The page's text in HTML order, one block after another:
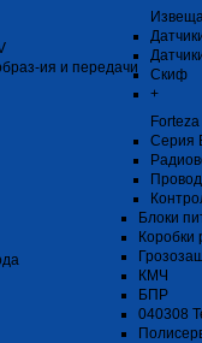
ия и передачи
Скиф
+
Forteza
Серия
Блоки
Коробки
КМЧ
БПР
040308